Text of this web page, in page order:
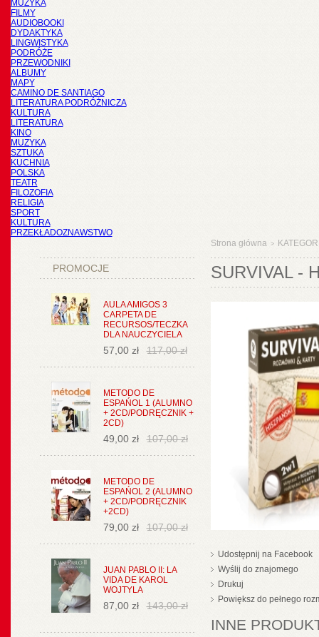
MUZYKA
FILMY
AUDIOBOOKI
DYDAKTYKA
LINGWISTYKA
PODRÓŻE
PRZEWODNIKI
ALBUMY
MAPY
CAMINO DE SANTIAGO
LITERATURA PODRÓŻNICZA
KULTURA
LITERATURA
KINO
MUZYKA
SZTUKA
KUCHNIA
POLSKA
TEATR
FILOZOFIA
RELIGIA
SPORT
KULTURA
PRZEKŁADOZNAWSTWO
PROMOCJE
AULA AMIGOS 3
CARPETA DE
RECURSOS/TECZKA
DLA NAUCZYCIELA
57,00 zł 117,00 zł
METODO DE
ESPAŃOL 1 (ALUMNO
+ 2CD/PODRĘCZNIK +
2CD)
49,00 zł 107,00 zł
METODO DE
ESPAŃOL 2 (ALUMNO
+ 2CD/PODRĘCZNIK
+2CD)
79,00 zł 107,00 zł
JUAN PABLO II: LA
VIDA DE KAROL
WOJTYLA
87,00 zł 143,00 zł
Strona główna >
SURVIVAL -
Udostępnij na Facebook
Wyślij do znajomego
Drukuj
Powiększ do pełnego
INNE